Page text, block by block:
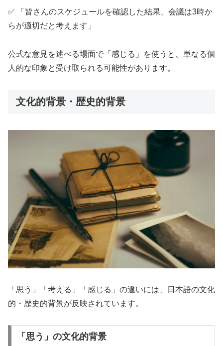
✅ 「皆さんのスケジュールを確認した結果、会議は3時か
らが適切だと考えます」
公式な意見を述べる場面で「感じる」を使うと、単なる個
人的な印象と受け取られる可能性があります。
文化的背景・歴史的背景
「思う」「考える」「感じる」の違いには、日本語の文化
的・歴史的背景が反映されています。
「思う」の文化的背景